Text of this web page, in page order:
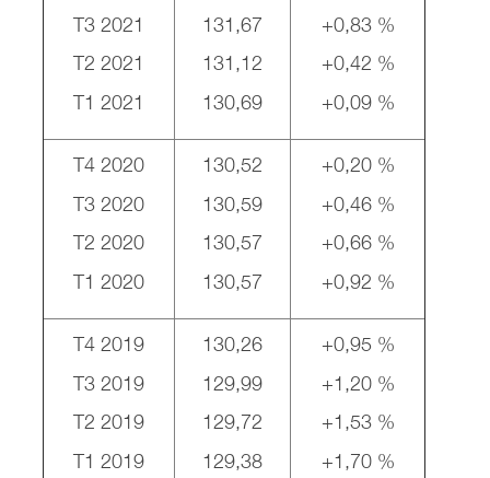
T3 2021
T2 2021
T1 2021
131,67
131,12
130,69
+0,83 %
+0,42 %
+0,09 %
T4 2020
T3 2020
T2 2020
T1 2020
130,52
130,59
130,57
130,57
+0,20 %
+0,46 %
+0,66 %
+0,92 %
T4 2019
T3 2019
T2 2019
T1 2019
130,26
129,99
129,72
129,38
+0,95 %
+1,20 %
+1,53 %
+1,70 %